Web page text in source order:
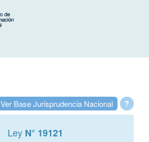
?
Ver Base Jurisprudencia Nacional
Ley N° 19121